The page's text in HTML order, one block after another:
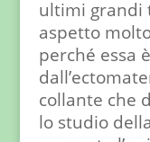
ultimi grandi
aspetto
perché essa
collante che
lo studio